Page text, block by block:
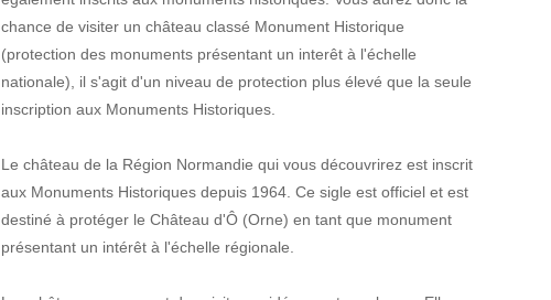
chance de visiter un château classé Monument Historique
(protection des monuments présentant un interêt à l'échelle
nationale), il s'agit d'un niveau de protection plus élevé que la seule
inscription aux Monuments Historiques.
Le château de la Région Normandie qui vous découvrirez est inscrit
aux Monuments Historiques depuis 1964. Ce sigle est officiel et est
destiné à protéger le Château d'Ô (Orne) en tant que monument
présentant un intérêt à l'échelle régionale.